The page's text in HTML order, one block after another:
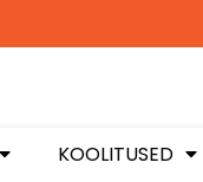
-60% soodustusega!
KOOLITUSED